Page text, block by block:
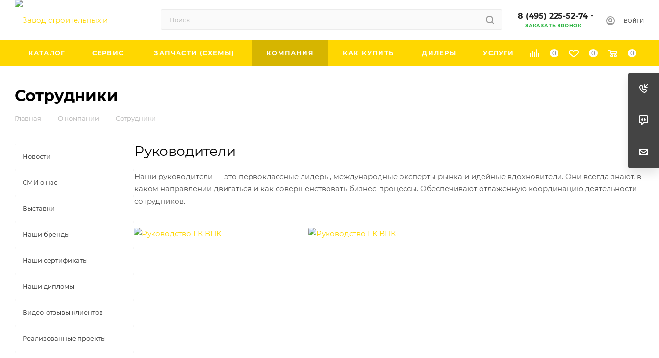
8 (495) 225-52-74
ЗАКАЗАТЬ ЗВОНОК
ВОЙТИ
0 0 0
КАТАЛОГ СЕРВИС ЗАПЧАСТИ (СХЕМЫ) КОМПАНИЯ КАК КУПИТЬ ДИЛЕРЫ УСЛУГИ
Сотрудники
Главная — О компании — Сотрудники
Руководители
Наши руководители — это первоклассные лидеры, международные эксперты рынка и идейные вдохновители. Они всегда знают, в
каком направлении двигаться и как совершенствовать бизнес-процессы. Обеспечивают отлаженную координацию деятельности
сотрудников.
Новости
СМИ о нас
Выставки
Наши бренды
Наши сертификаты
Наши дипломы
Видео-отзывы клиентов
Реализованные проекты